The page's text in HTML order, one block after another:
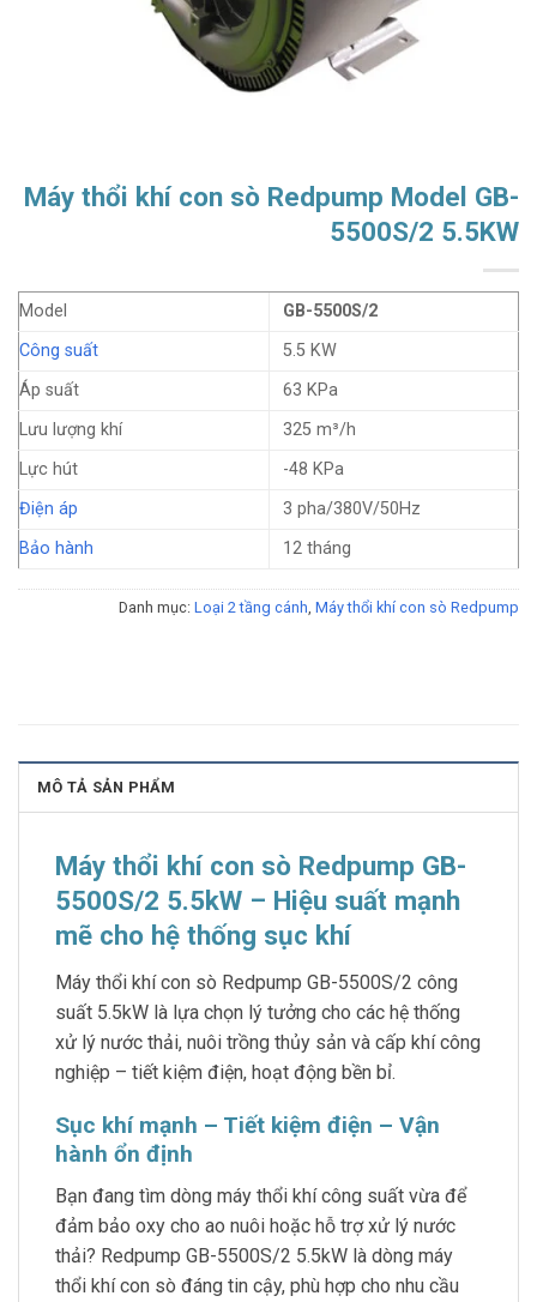
Máy thổi khí con sò Redpump Model GB-
5500S/2 5.5KW
Model
GB-5500S/2
Công suất
5.5 KW
Áp suất
63 KPa
Lưu lượng khí
325 m³/h
Lực hút
-48 KPa
Điện áp
3 pha/380V/50Hz
Bảo hành
12 tháng
Danh mục: Loại 2 tầng cánh Máy thổi khí con sò Redpump
MÔ TẢ SẢN PHẨM
Máy thổi khí con sò Redpump GB-
5500S/2 5.5kW – Hiệu suất mạnh
mẽ cho hệ thống sục khí
Máy thổi khí con sò Redpump GB-5500S/2 công
suất 5.5kW là lựa chọn lý tưởng cho các hệ thống
xử lý nước thải, nuôi trồng thủy sản và cấp khí công
nghiệp – tiết kiệm điện, hoạt động bền bỉ.
Sục khí mạnh – Tiết kiệm điện – Vận
hành ổn định
Bạn đang tìm dòng máy thổi khí công suất vừa để
đảm bảo oxy cho ao nuôi hoặc hỗ trợ xử lý nước
thải? Redpump GB-5500S/2 5.5kW là dòng máy
thổi khí con sò đáng tin cậy, phù hợp cho nhu cầu